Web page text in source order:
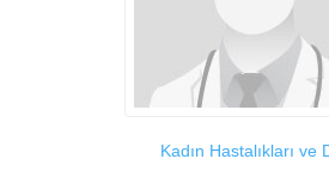
Kadın Hastalıkları ve